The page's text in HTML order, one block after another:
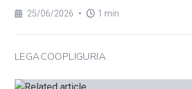
25/06/2026 • 1 min
LEGACOOPLIGURIA